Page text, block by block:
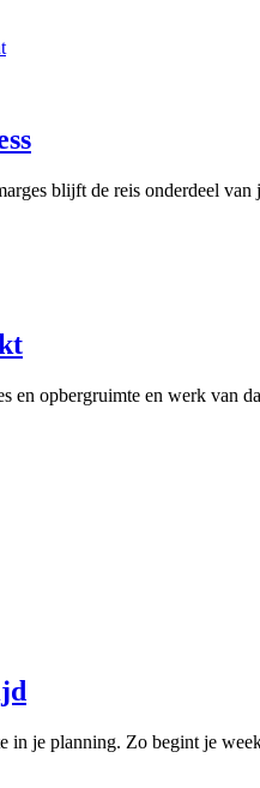
blijft de reis onderdeel van
en opbergruimte en werk van
in je planning. Zo begint je